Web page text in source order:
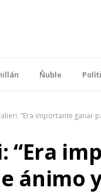
Ñuble
“Era importante ganar
“Era
ánimo